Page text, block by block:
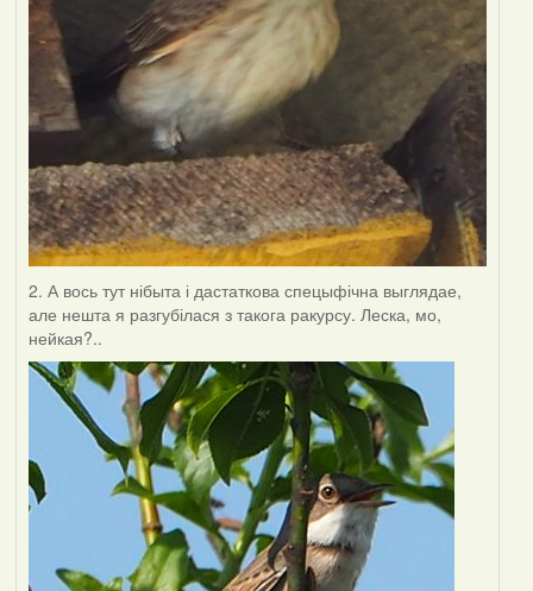
2. А вось тут нібыта і дастаткова спецыфічна выглядае,
але нешта я разгубілася з такога ракурсу. Леска, мо,
нейкая?..